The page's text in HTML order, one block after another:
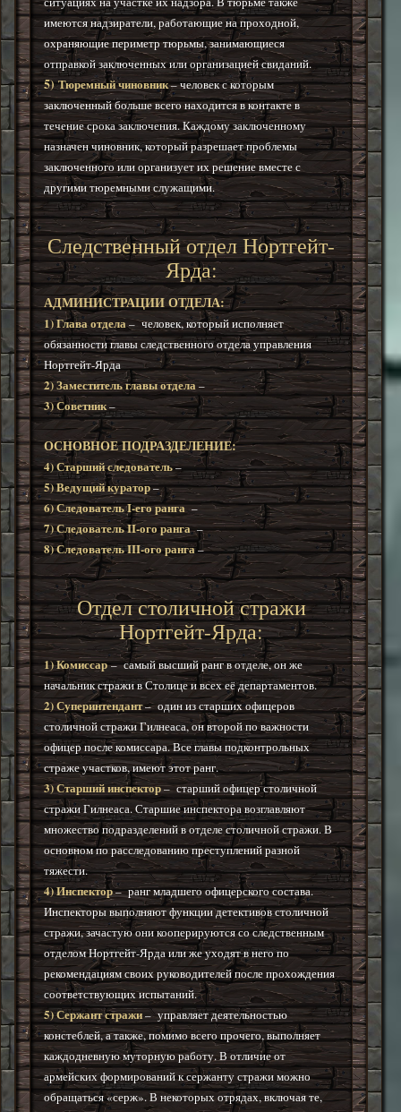
имеются надзиратели, работающие на проходной,
охраняющие периметр тюрьмы, занимающиеся
отправкой заключенных или организацией свиданий.
5)Тюремный чиновник– человек с которым
заключенный больше всего находится в контакте в
течение срока заключения. Каждому заключенному
назначен чиновник, который разрешает проблемы
заключенного или организует их решение вместе с
другими тюремными служащими.
Следственный отделНортгейт-
Ярда:
АДМИНИСТРАЦИИ ОТДЕЛА:
1) Глава отдела –человек, который исполняет
обязанности главы следственного отдела управления
Нортгейт-Ярда
2) Заместитель главы отдела–
3) Советник–
ОСНОВНОЕ ПОДРАЗДЕЛЕНИЕ:
4) Старший следователь–
5) Ведущий куратор–
6) СледовательI-его ранга –
7) СледовательII-ого ранга –
8) Следователь III-ого ранга–
Отдел столичной стражи
Нортгейт-Ярда:
1) Комиссар–самый высший ранг в отделе, он же
начальник стражи в Столице и всех её департаментов.
2) Суперинтендант–один из старших офицеров
столичной стражи Гилнеаса, он второй по важности
офицер после комиссара. Все главы подконтрольных
страже участков, имеют этот ранг.
3) Старший инспектор–старший офицер столичной
стражи Гилнеаса. Старшие инспектора возглавляют
множество подразделений в отделе столичной стражи. В
основном по расследованию преступлений разной
тяжести.
4) Инспектор–ранг младшего офицерского состава.
Инспекторы выполняют функции детективов столичной
стражи, зачастую они кооперируются со следственным
отделом Нортгейт-Ярда или же уходят в него по
рекомендациям своих руководителей после прохождения
соответствующих испытаний.
5) Сержант стражи–управляет деятельностью
констеблей, а также, помимо всего прочего, выполняет
каждодневную муторную работу. В отличие от
армейских формирований к сержанту стражи можно
обращаться «серж». В некоторых отрядах, включая те,